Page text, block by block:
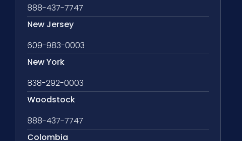
888-437-7747
New Jersey
609-983-0003
New York
838-292-0003
Woodstock
888-437-7747
Colombia